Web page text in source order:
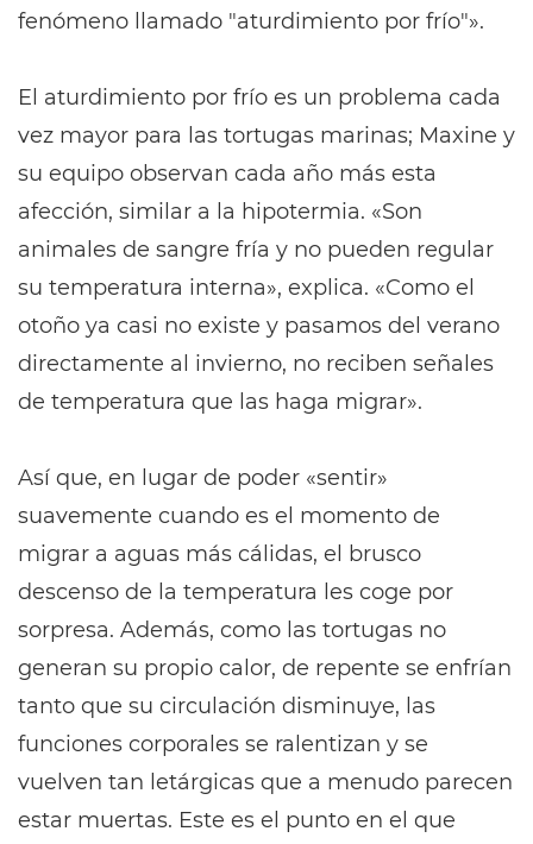
fenómeno llamado "aturdimiento por frío"».
El aturdimiento por frío es un problema cada
vez mayor para las tortugas marinas; Maxine y
su equipo observan cada año más esta
afección, similar a la hipotermia. «Son
animales de sangre fría y no pueden regular
su temperatura interna», explica. «Como el
otoño ya casi no existe y pasamos del verano
directamente al invierno, no reciben señales
de temperatura que las haga migrar».
Así que, en lugar de poder «sentir»
suavemente cuando es el momento de
migrar a aguas más cálidas, el brusco
descenso de la temperatura les coge por
sorpresa. Además, como las tortugas no
generan su propio calor, de repente se enfrían
tanto que su circulación disminuye, las
funciones corporales se ralentizan y se
vuelven tan letárgicas que a menudo parecen
estar muertas. Este es el punto en el que